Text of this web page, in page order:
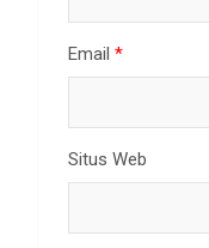
Email *
Situs Web